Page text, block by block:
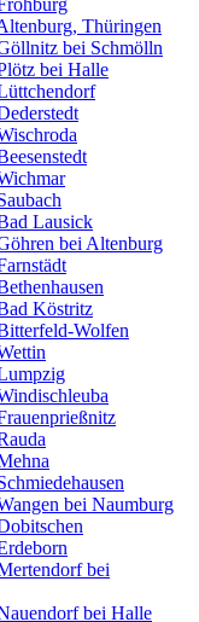
Thüringen
bei Schmölln
bei Halle
Lausick
bei Altenburg
Köstritz
Wolfen
bei Naumburg
bei
bei Halle